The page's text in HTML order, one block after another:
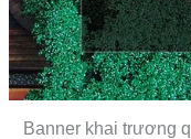
Banner khai trương